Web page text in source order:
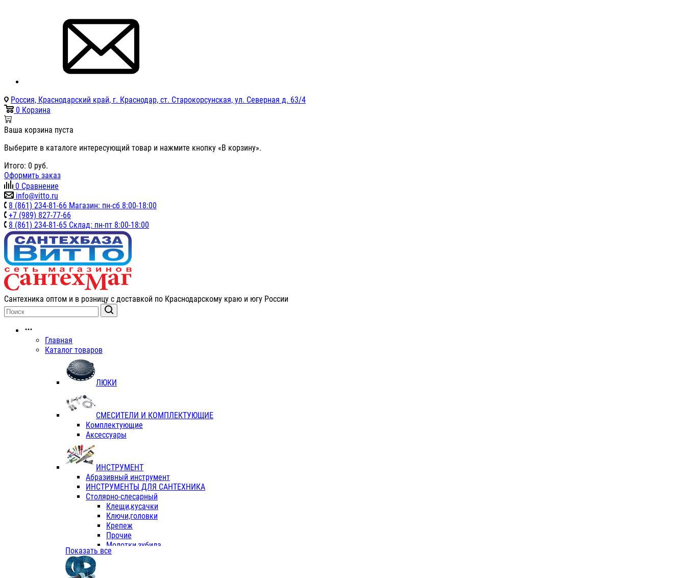
Россия, Краснодарский край, г. Краснодар, ст. Старокорсунская, ул. Северная д. 63/4
0 Корзина
Ваша корзина пуста
Выберите в каталоге интересующий товар и нажмите кнопку «В корзину».
Итого: 0 руб.
Оформить заказ
0 Сравнение
info@vitto.ru
8 (861) 234-81-66 Магазин: пн-сб 8:00-18:00
+7 (989) 827-77-66
8 (861) 234-81-65 Склад: пн-пт 8:00-18:00
Сантехника оптом и в розницу с доставкой по Краснодарскому краю и югу России
Главная
Каталог товаров
ЛЮКИ
СМЕСИТЕЛИ И КОМПЛЕКТУЮЩИЕ
Комплектующие
Аксессуары
ИНСТРУМЕНТ
Абразивный инструмент
ИНСТРУМЕНТЫ ДЛЯ САНТЕХНИКА
Столярно-слесарный
Клещи,кусачки
Ключи,головки
Крепеж
Прочие
Молотки,зубила
Пассатижи,тонкогубцы,утконосы
Показать все